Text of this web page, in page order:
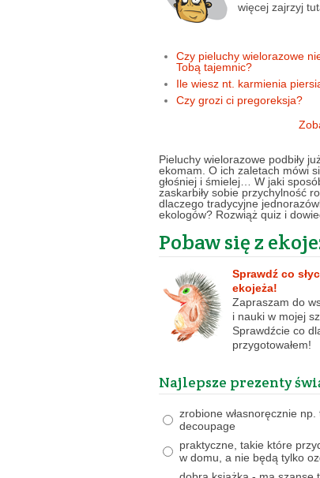
więcej zajrzyj
Czy pieluchy wielorazowe
Tobą tajemnic?
Ile wiesz nt. karmienia
Czy grozi ci pregoreksja?
Pieluchy wielorazowe podbiły
ekomam. O ich zaletach mówi
głośniej i śmielej… W jaki
zaskarbiły sobie przychylność
dlaczego tradycyjne
ekologów? Rozwiąż quiz i
Pobaw się z
Sprawdź co
ekojeża!
Zapraszam do
i nauki w mojej
Sprawdźcie co
przygotowałem!
Najlepsze prezenty
zrobione własnoręcznie np.
decoupage
praktyczne, takie które
w domu, a nie będą tylko